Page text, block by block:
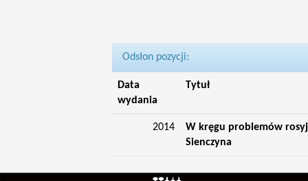
Odsłon pozycji:
Data
wydania
Tytuł
2014
W kręgu problemów
Sienczyna